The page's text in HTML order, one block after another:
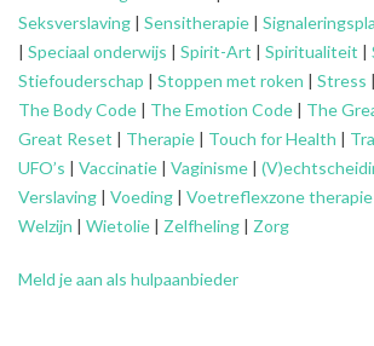
Seksverslaving | Sensitherapie |
| Speciaal onderwijs | Spirit-Art | Spiritualiteit |
Stiefouderschap | Stoppen met roken | Stress |
The Body Code | The Emotion Code | The
Great Reset | Therapie | Touch for Health |
UFO’s | Vaccinatie | Vaginisme |
Verslaving | Voeding | Voetreflexzone therapie
Welzijn | Wietolie | Zelfheling | Zorg
Meld je aan als hulpaanbieder